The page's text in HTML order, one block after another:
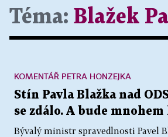
Téma: Blažek
Stín Pavla Blažka nad
se zdálo. A bude
Bývalý ministr spravedlnosti Pavel
KOMENTÁŘ PETRA HONZEJKA